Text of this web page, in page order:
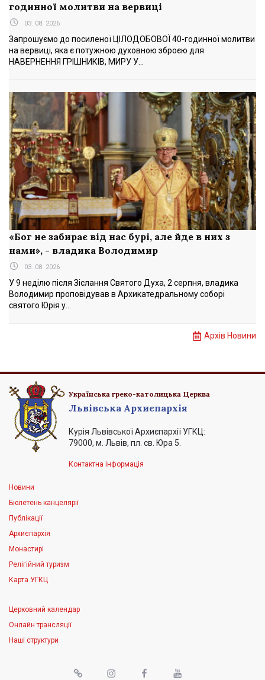
годинної молитви на вервиці
03. 08. 2026
Запрошуємо до посиленої ЦІЛОДОБОВОЇ 40-годинної молитви
на вервиці, яка є потужною духовною зброєю для
НАВЕРНЕННЯ ГРІШНИКІВ, МИРУ У...
«Бог не забирає від нас бурі, але йде в них з
нами», - владика Володимир
03. 08. 2026
У 9 неділю після Зіслання Святого Духа, 2 серпня, владика
Володимир проповідував в Архикатедральному соборі
святого Юрія у...
Архів Новини
Українська греко-католицька Церква
Львівська Архиєпархія
Курія Львівської Архиєпархії УГКЦ:
79000, м. Львів, пл. св. Юра 5.
Контактна інформація
Новини
Бюлетень канцелярії
Публікації
Архиєпархія
Монастирі
Релігійний туризм
Карта УГКЦ
Церковний календар
Онлайн трансляції
Наші структури